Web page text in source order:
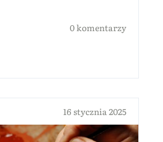
0 komentarzy
16 stycznia 2025